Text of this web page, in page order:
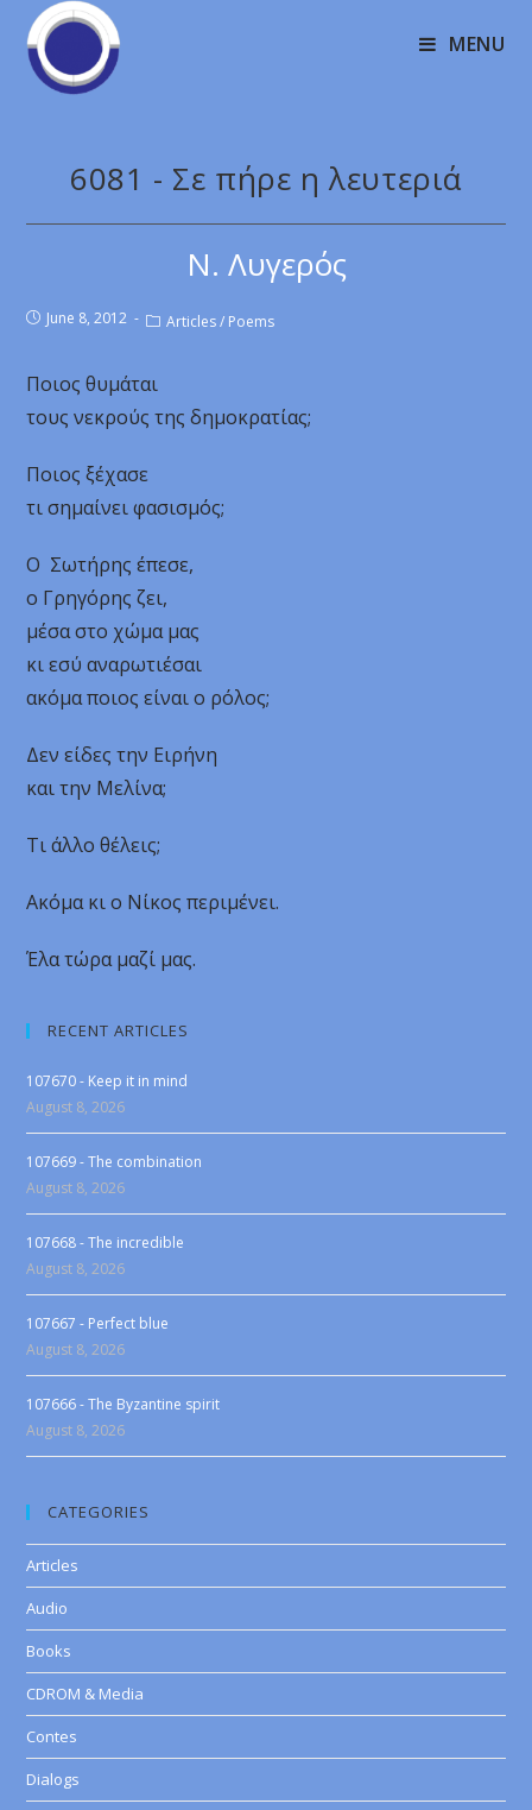
MENU
6081 - Σε πήρε η λευτεριά
Ν. Λυγερός
June 8, 2012 Articles / Poems
Ποιος θυμάται
τους νεκρούς της δημοκρατίας;
Ποιος ξέχασε
τι σημαίνει φασισμός;
Ο Σωτήρης έπεσε,
ο Γρηγόρης ζει,
μέσα στο χώμα μας
κι εσύ αναρωτιέσαι
ακόμα ποιος είναι ο ρόλος;
Δεν είδες την Ειρήνη
και την Μελίνα;
Τι άλλο θέλεις;
Ακόμα κι ο Νίκος περιμένει.
Έλα τώρα μαζί μας.
RECENT ARTICLES
107670 - Keep it in mind
August 8, 2026
107669 - The combination
August 8, 2026
107668 - The incredible
August 8, 2026
107667 - Perfect blue
August 8, 2026
107666 - The Byzantine spirit
August 8, 2026
CATEGORIES
Articles
Audio
Books
CDROM & Media
Contes
Dialogs